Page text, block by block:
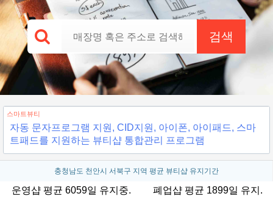
검색
스마트뷰티
자동 문자프로그램 지원, CID지원, 아이폰, 아이패드, 스마
트패드를 지원하는 뷰티샵 통합관리 프로그램
충청남도 천안시 서북구 지역 평균 뷰티샵 유지기간
운영샵 평균 6059일 유지중. 폐업샵 평균 1899일 유지.